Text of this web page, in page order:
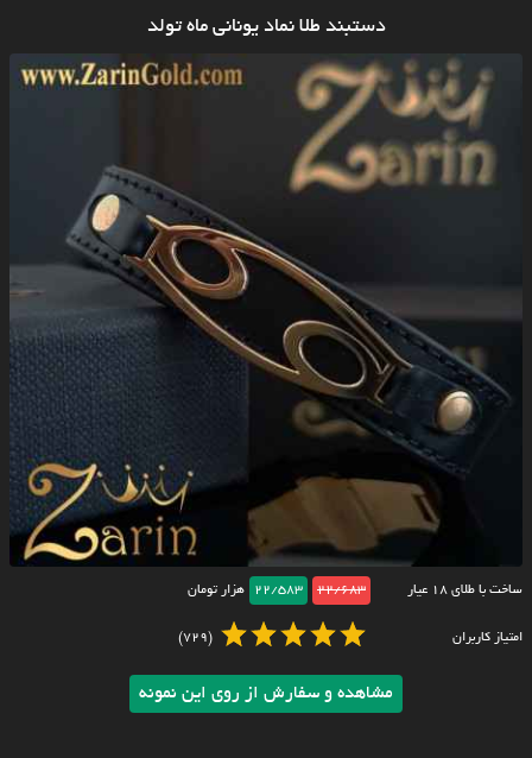
دستبند طلا نماد یونانی ماه تولد
ساخت با طلای ۱۸ عیار 22/683
22/583 هزار تومان
امتیاز کاربران (729)
مشاهده و سفارش از روی این نمونه